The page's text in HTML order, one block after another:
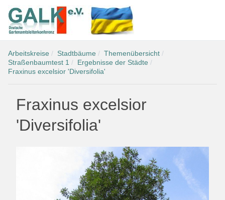
Arbeitskreise Stadtbäume
Themenübersicht
Straßenbaumtest 1
Ergebnisse der Städte
Fraxinus excelsior 'Diversifolia'
Fraxinus excelsior
'Diversifolia'